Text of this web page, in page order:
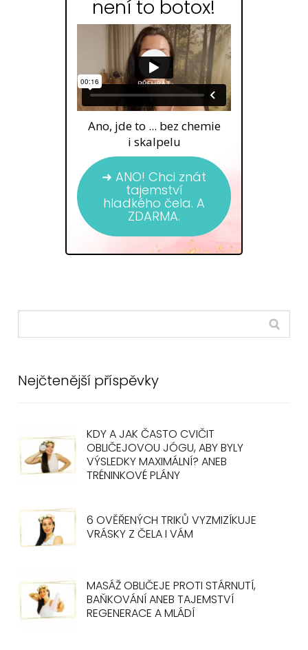
není to botox!
Ano, jde to ... bez chemie
i skalpelu
➜ ANO! Chci znát
tajemství
hladkého čela. A
ZDARMA.
Nejčtenější příspěvky
KDY A JAK ČASTO CVIČIT
OBLIČEJOVOU JÓGU, ABY BYLY
VÝSLEDKY MAXIMÁLNÍ? ANEB
TRÉNINKOVÉ PLÁNY
6 OVĚŘENÝCH TRIKŮ VYZMIZÍKUJE
VRÁSKY Z ČELA I VÁM
MASÁŽ OBLIČEJE PROTI STÁRNUTÍ,
BAŇKOVÁNÍ ANEB TAJEMSTVÍ
REGENERACE A MLÁDÍ